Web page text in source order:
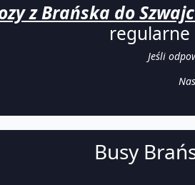
z Brańska do
regularne
Jeśli
Busy